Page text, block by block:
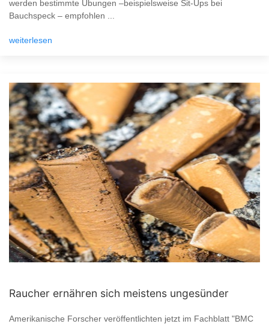
werden bestimmte Übungen –beispielsweise Sit-Ups bei
Bauchspeck – empfohlen ...
weiterlesen
Raucher ernähren sich meistens ungesünder
Amerikanische Forscher veröffentlichten jetzt im Fachblatt "BMC